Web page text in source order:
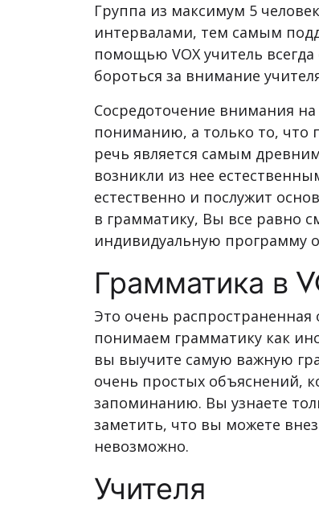
Группа из максимум 5
интервалами, тем самым
помощью VOX учитель
бороться за внимание
Сосредоточение внимания
пониманию, а только то, что
речь является самым
возникли из нее
естественно и послужит
в грамматику, Вы все равно
индивидуальную программу
Грамматика в
Это очень распространенная
понимаем грамматику как
вы выучите самую важную
очень простых объяснений,
запоминанию. Вы узнаете
заметить, что вы можете
невозможно.
Учителя